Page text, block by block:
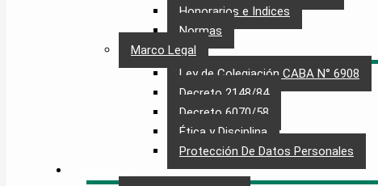
Honorarios e Indices
Normas
Marco Legal
Ley de Colegiación CABA N° 6908
Decreto 2148/84
Decreto 6070/58
Ética y Disciplina
Protección De Datos Personales​